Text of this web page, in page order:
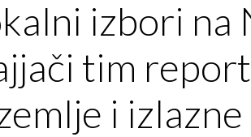
izbori na
tim
i